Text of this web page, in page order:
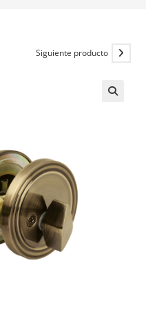
Siguiente producto